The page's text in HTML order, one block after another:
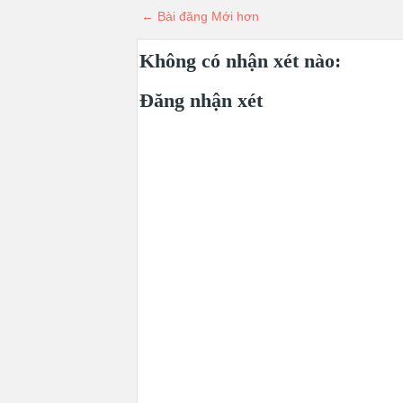
← Bài đăng Mới hơn
Không có nhận xét nào:
Đăng nhận xét